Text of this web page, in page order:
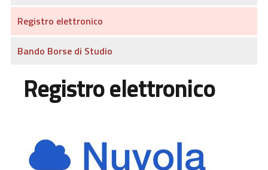
Registro elettronico
Bando Borse di Studio
Registro elettronico